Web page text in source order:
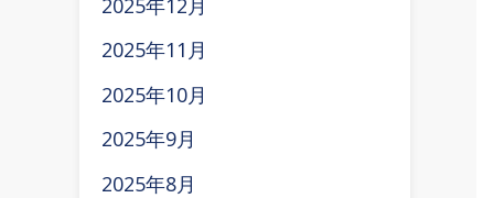
2025年11月
2025年10月
2025年9月
2025年8月